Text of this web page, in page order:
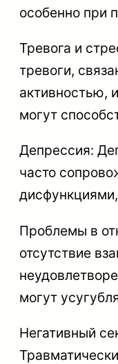
особенно при
Тревога и
тревоги,
активностью,
могут
Депрессия:
часто
Проблемы в
отсутствие
могут
Негативный